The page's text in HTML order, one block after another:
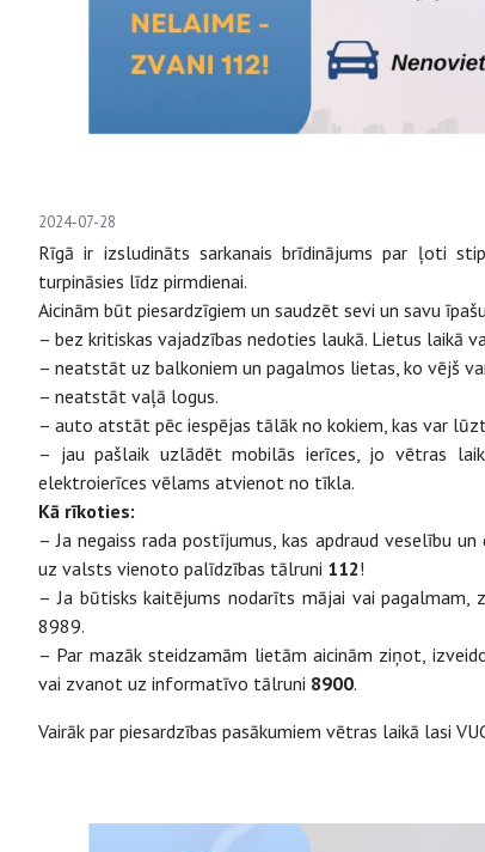
2024-07-28
Rīgā ir izsludināts sarkanais brīdinājums par ļoti
turpināsies līdz pirmdienai.
Aicinām būt piesardzīgiem un saudzēt sevi un savu
– bez kritiskas vajadzības nedoties laukā. Lietus laikā
– neatstāt uz balkoniem un pagalmos lietas, ko vējš
– neatstāt vaļā logus.
– auto atstāt pēc iespējas tālāk no kokiem, kas var
– jau pašlaik uzlādēt mobilās ierīces, jo vētras
elektroierīces vēlams atvienot no tīkla.
Kā rīkoties:
– Ja negaiss rada postījumus, kas apdraud veselību
uz valsts vienoto palīdzības tālruni 112!
– Ja būtisks kaitējums nodarīts mājai vai pagalmam,
8989.
– Par mazāk steidzamām lietām aicinām ziņot,
vai zvanot uz informatīvo tālruni 8900.
Vairāk par piesardzības pasākumiem vētras laikā lasi